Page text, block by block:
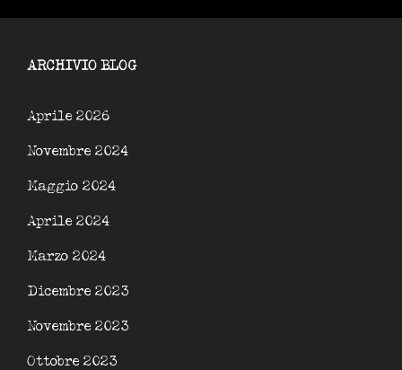
ARCHIVIO BLOG
Aprile 2026
Novembre 2024
Maggio 2024
Aprile 2024
Marzo 2024
Dicembre 2023
Novembre 2023
Ottobre 2023